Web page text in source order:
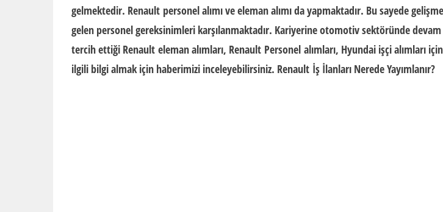
gelmektedir. Renault personel alımıveeleman alımıda yapmaktadır. Bu sayede
gelen personel gereksinimleri karşılanmaktadır. Kariyerine otomotiv sektöründe
tercih ettiği Renault eleman alımları, Renault Personel alımları, Hyundai işçi alımları
ilgili bilgi almak için haberimizi inceleyebilirsiniz. Renault İş İlanları Nerede Yayımlanır?